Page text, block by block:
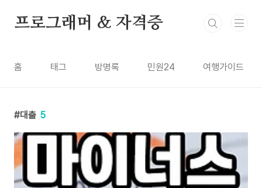
프로그래머 & 자격증
홈 태그 방명록 민원24 여행가이드
대출 5